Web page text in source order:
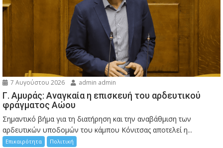
7 Αυγούστου 2026 admin admin
Γ. Αμυράς: Αναγκαία η επισκευή του αρδευτικού
φράγματος Αώου
Σημαντικό βήμα για τη διατήρηση και την αναβάθμιση των
αρδευτικών υποδομών του κάμπου Κόνιτσας αποτελεί η...
Επικαιρότητα Πολιτική